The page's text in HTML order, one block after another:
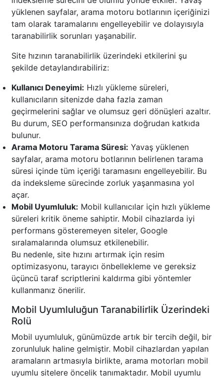
yüklenen sayfalar, arama motoru botlarının içeriğinizi
tam olarak taramalarını engelleyebilir ve dolayısıyla
taranabilirlik sorunları yaşanabilir.
Site hızının taranabilirlik üzerindeki etkilerini şu
şekilde detaylandırabiliriz:
Kullanıcı Deneyimi: Hızlı yükleme süreleri,
kullanıcıların sitenizde daha fazla zaman
geçirmelerini sağlar ve olumsuz geri dönüşleri azaltır.
Bu durum, SEO performansınıza doğrudan katkıda
bulunur.
Arama Motoru Tarama Süresi: Yavaş yüklenen
sayfalar, arama motoru botlarının belirlenen tarama
süresi içinde tüm içeriği taramasını engelleyebilir. Bu
da indeksleme sürecinde zorluk yaşanmasına yol
açar.
Mobil Uyumluluk: Mobil kullanıcılar için hızlı yükleme
süreleri kritik öneme sahiptir. Mobil cihazlarda iyi
performans gösteremeyen siteler, Google
sıralamalarında olumsuz etkilenebilir.
Bu nedenle, site hızını artırmak için resim
optimizasyonu, tarayıcı önbellekleme ve gereksiz
üçüncü taraf scriptlerini kaldırma gibi yöntemler
kullanmanız önerilir.
Mobil Uyumluluğun Taranabilirlik Üzerindeki
Rolü
Mobil uyumluluk, günümüzde artık bir tercih değil, bir
zorunluluk haline gelmiştir. Mobil cihazlardan yapılan
aramaların artmasıyla birlikte, arama motorları mobil
uyumlu sitelere öncelik tanımaktadır. Mobil uyumlu